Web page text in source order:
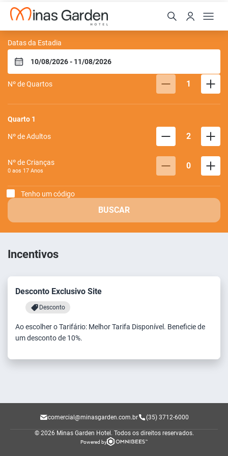
Minas Garden Hotel
Datas da Estadia
Nº de Quartos 1
Quarto 1
Nº de Adultos 2
Nº de Crianças
0 aos 17 Anos 0
Tenho um código
BUSCAR
Incentivos
Desconto Exclusivo Site
Desconto
Ao escolher o Tarifário: Melhor Tarifa Disponível. Beneficie de
um desconto de 10%.
comercial@minasgarden.com.br (35) 3712-6000
© 2026 Minas Garden Hotel. Todos os direitos reservados.
Powered by